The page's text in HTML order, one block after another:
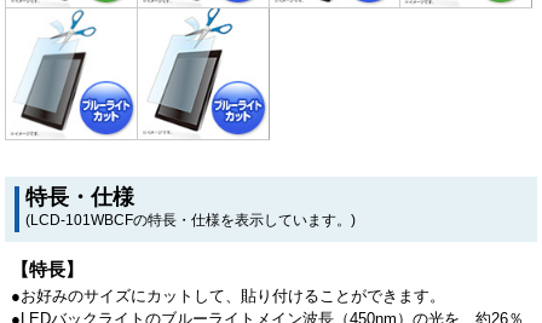
特長・仕様
(LCD-101WBCFの特長・仕様を表示しています。)
【特長】
●お好みのサイズにカットして、貼り付けることができます。
●LEDバックライトのブルーライトメイン波長（450nm）の光を、約26％